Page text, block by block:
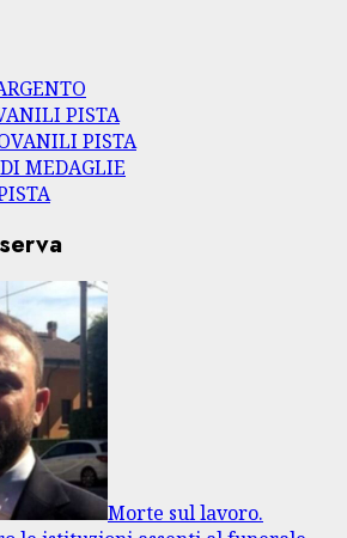
PISTA
PISTA
MEDAGLIE
Morte sul lavoro.